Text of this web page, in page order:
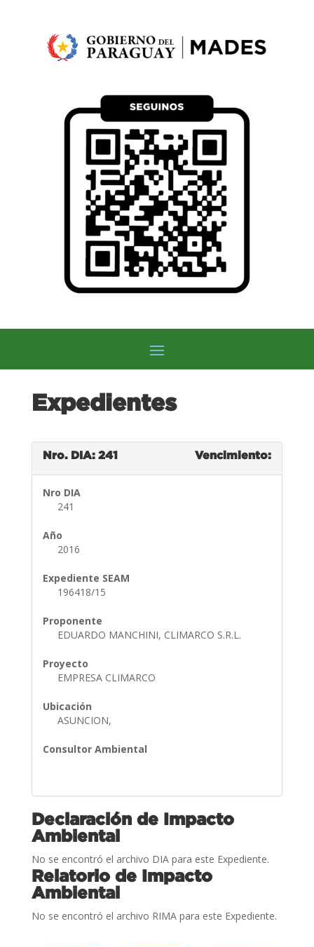
Expedientes
Nro. DIA: 241 Vencimiento:
Nro DIA
241
Año
2016
Expediente SEAM
196418/15
Proponente
EDUARDO MANCHINI, CLIMARCO S.R.L.
Proyecto
EMPRESA CLIMARCO
Ubicación
ASUNCION,
Consultor Ambiental
Declaración de Impacto
Ambiental
No se encontró el archivo DIA para este Expediente.
Relatorio de Impacto
Ambiental
No se encontró el archivo RIMA para este Expediente.